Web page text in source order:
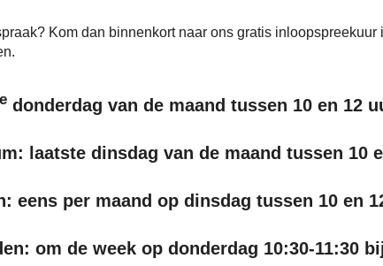
Kom dan binnenkort naar ons gratis
edonderdag van de maand tussen 10 en 12
laatste dinsdag van de maand tussen 10
eens per maand op dinsdag tussen 10 en
om de week op donderdag 10:30-11:30